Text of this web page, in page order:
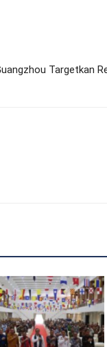
Targetkan